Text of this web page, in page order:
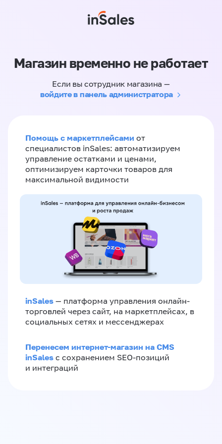
Магазин временно не работает
Если вы сотрудник магазина —
войдите в панель администратора
Помощь с маркетплейсами от
специалистов inSales: автоматизируем
управление остатками и ценами,
оптимизируем карточки товаров для
максимальной видимости
inSales — платформа управления онлайн-
торговлей через сайт, на маркетплейсах, в
социальных сетях и мессенджерах
Перенесем интернет-магазин на CMS
inSales с сохранением SEO-позиций
и интеграций